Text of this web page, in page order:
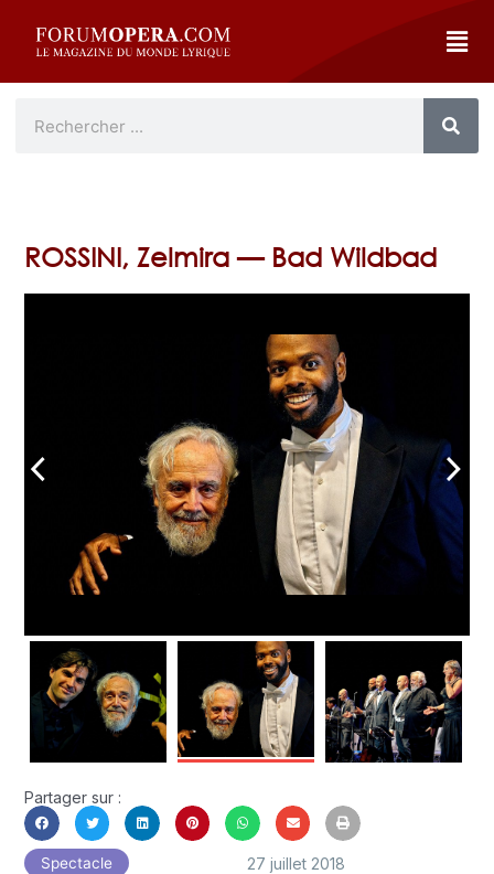
ROSSINI, Zelmira — Bad Wildbad
arrow_back_ios arrow_forward_ios
Partager sur :
Spectacle 27 juillet 2018